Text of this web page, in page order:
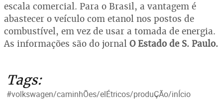
escala comercial. Para o Brasil, a vantagem é
abastecer o veículo com etanol nos postos de
combustível, em vez de usar a tomada de energia.
As informações são do jornal O Estado de S. Paulo.
Tags:
#volkswagen/caminhÕes/elÉtricos/produÇÃo/inÍcio